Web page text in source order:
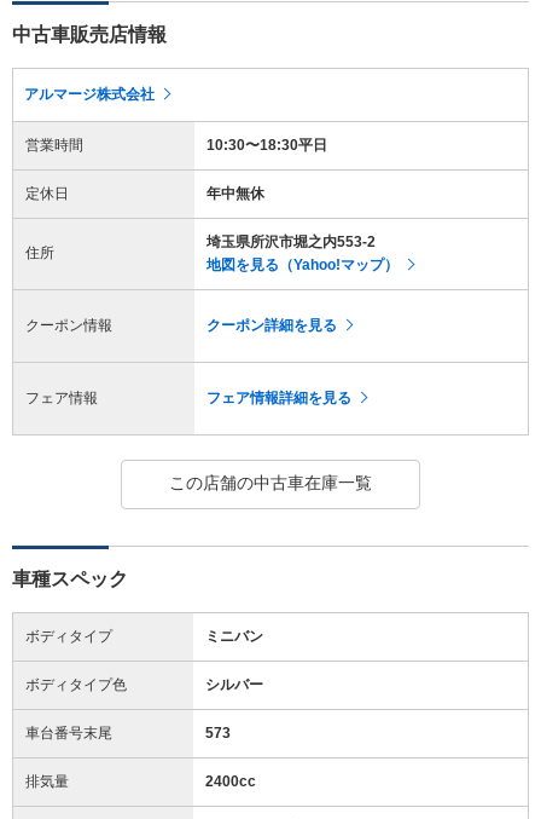
中古車販売店情報
アルマージ株式会社
営業時間 10:30〜18:30平日
定休日 年中無休
住所
埼玉県所沢市堀之内553-2
地図を見る（Yahoo!マップ）
クーポン情報 クーポン詳細を見る
フェア情報 フェア情報詳細を見る
この店舗の中古車在庫一覧
車種スペック
ボディタイプ ミニバン
ボディタイプ色 シルバー
車台番号末尾 573
排気量 2400cc